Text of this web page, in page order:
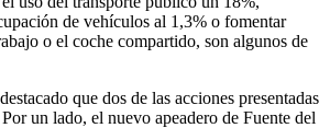
de vehículos al 1,3% o fomentar
o el coche compartido, son algunos de
que dos de las acciones presentadas
un lado, el nuevo apeadero de Fuente del